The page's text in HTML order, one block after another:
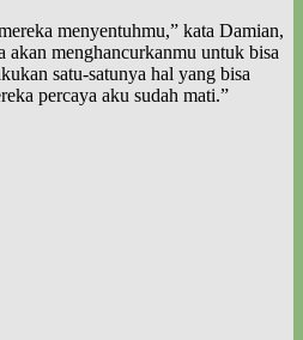
menyentuhmu,” kata Damian,
akan menghancurkanmu untuk bisa
satu-satunya hal yang bisa
percaya aku sudah mati.”